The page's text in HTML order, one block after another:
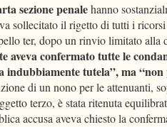
sezione penalehanno
sollecitato il rigetto di tutti i
ter, dopo un rinvio limitato alla
aveva confermato tutte le
indubbiamente tutela”, ma
di un nono per le attenuanti,
terzo, è stata ritenuta
accusa aveva chiesto la